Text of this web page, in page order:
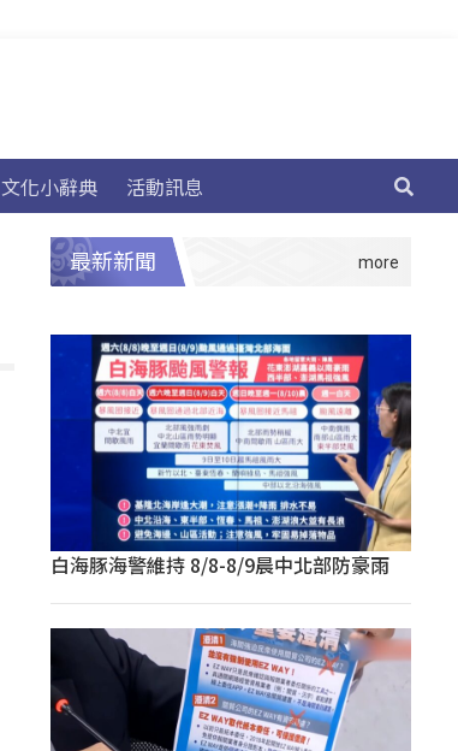
文化小辭典 活動訊息
最新新聞
白海豚海警維持 8/8-8/9晨中北部防豪雨